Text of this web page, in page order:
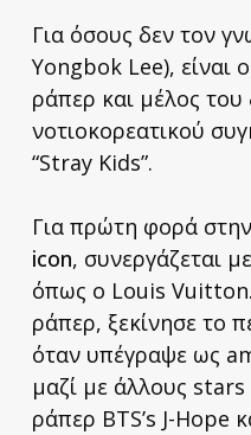
Για όσους δεν τον
Yongbok Lee), είναι
ράπερ και μέλος
νοτιοκορεατικού
“Stray Kids”.
Για πρώτη φορά
icon, συνεργάζεται
όπως ο Lοuis
ράπερ, ξεκίνησε το
όταν υπέγραψε ως
μαζί με άλλους
ράπερ BTS’s J-Hope